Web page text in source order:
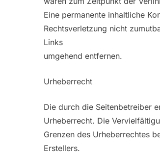
Eine permanente inhaltliche
Rechtsverletzung nicht
Links
umgehend entfernen.
Urheberrecht
Die durch die Seitenbetreiber
Urheberrecht. Die
Grenzen des Urheberrechtes
Erstellers.